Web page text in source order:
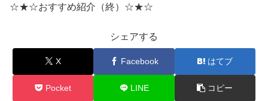
☆★☆おすすめ紹介（終）☆★☆
シェアする
X Facebook はてブ
Pocket LINE コピー